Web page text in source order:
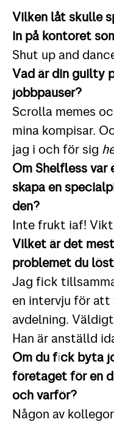
Vilken låt skulle
in på kontoret
Shut up and
Vadär din guilty
jobbpauser?
Scrolla memes
mina kompisar.
jag i och för sig
Om Shelfless var
skapa en
den?
Inte frukt iaf!
Vilketär det
problemet du
Jag fick
en intervju för
avdelning.
Han är anställd
Om dufick byta
företaget för en
och varför?
Någon av